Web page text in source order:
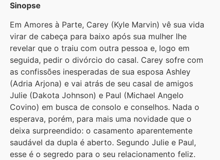
Sinopse
Em Amores à Parte, Carey (Kyle Marvin) vê sua vida
virar de cabeça para baixo após sua mulher lhe
revelar que o traiu com outra pessoa e, logo em
seguida, pedir o divórcio do casal. Carey sofre com
as confissões inesperadas de sua esposa Ashley
(Adria Arjona) e vai atrás de seu casal de amigos
Julie (Dakota Johnson) e Paul (Michael Angelo
Covino) em busca de consolo e conselhos. Nada o
esperava, porém, para mais uma novidade que o
deixa surpreendido: o casamento aparentemente
saudável da dupla é aberto. Segundo Julie e Paul,
esse é o segredo para o seu relacionamento feliz.